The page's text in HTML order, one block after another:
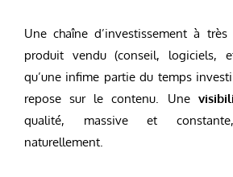
Une chaîne d’investissement à
produit vendu (conseil, logiciels,
qu’une infime partie du temps
repose sur le contenu. Une
qualité, massive et
naturellement.